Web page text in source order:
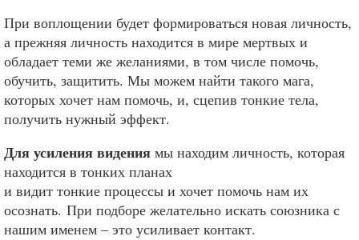
При воплощении будет формироваться новая личность,
а прежняя личность находится в мире мертвых и
обладает теми же желаниями, в том числе помочь,
обучить, защитить. Мы можем найти такого мага,
которых хочет нам помочь, и, сцепив тонкие тела,
получить нужный эффект.
Для усиления видения мы находим личность, которая
находится в тонких планах
и видит тонкие процессы и хочет помочь нам их
осознать. При подборе желательно искать союзника с
нашим именем – это усиливает контакт.